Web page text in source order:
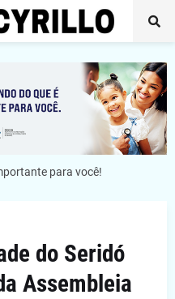
para você!
do Seridó
Assembleia